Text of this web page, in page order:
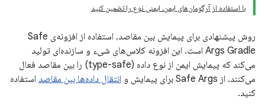
با استفاده از آرگومان‌های ایمن، ایمنی نوع را تضمین کنید
روش پیشنهادی برای پیمایش بین مقاصد، استفاده از افزونه‌ی Safe
Args Gradle است. این افزونه کلاس‌های شیء و سازنده‌ای تولید
می‌کند که پیمایش ایمن از نوع داده (type-safe) را بین مقاصد فعال
می‌کنند. از Safe Args برای پیمایش و
انتقال داده‌ها بین مقاصد استفاده
کنید.